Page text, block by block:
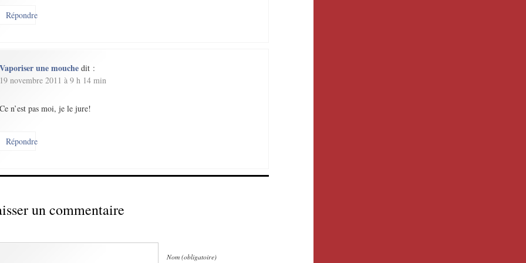
Répondre
une mouche dit :
novembre 2011 à 9 h 14 min
n’est pas moi, je le jure!
Répondre
un commentaire
Nom (obligatoire)